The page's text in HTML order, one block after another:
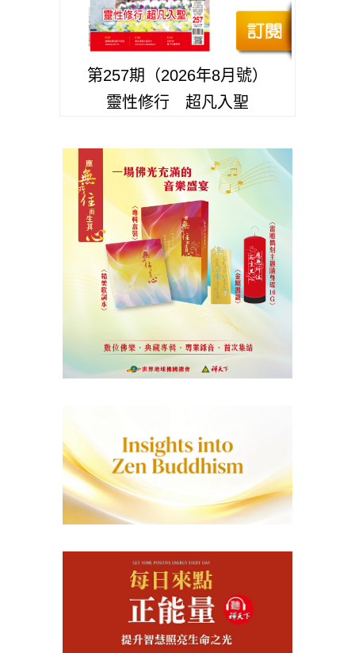
第257期（2026年8月號）
靈性修行 超凡入聖